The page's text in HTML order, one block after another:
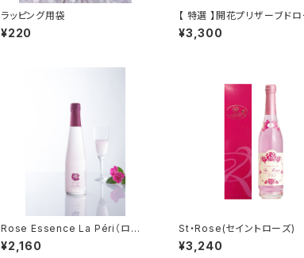
ラッピング用袋
¥220
【 特選 】開花プリザーブド
¥3,300
Rose Essence La Péri（ロー
ズエッセンス ラ・ペリ）
¥2,160
St・Rose(セイントローズ)
¥3,240